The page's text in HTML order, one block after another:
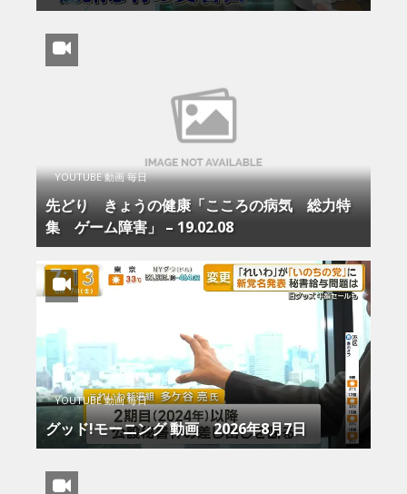
YOUTUBE 動画 毎日
先どり きょうの健康「こころの病気 総力特
集 ゲーム障害」 – 19.02.08
YOUTUBE 動画 毎日
グッド!モーニング 動画 2026年8月7日